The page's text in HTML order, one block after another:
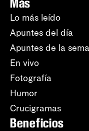
Lo más leído
Apuntes del día
Apuntes de la
En vivo
Fotografía
Humor
Crucigramas
Beneficios